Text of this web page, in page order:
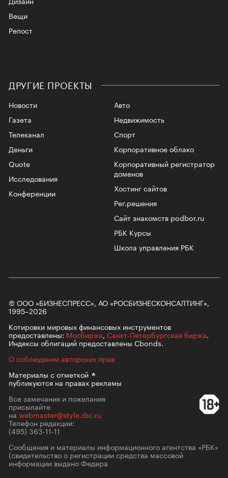
Вещи
Репост
ДРУГИЕ ПРОЕКТЫ
Новости
Газета
Телеканал
Авто
Недвижимость
Спорт
Корпоративное облако
Корпоративный регистратор
доменов
Хостинг сайтов
Рег.решения
Сайт знакомств podbor.ru
РБК Курсы
Школа управления РБК
Деньги
Quote
Исследования
Конференции
© ООО «БИЗНЕСПРЕСС», АО «РОСБИЗНЕСКОНСАЛТИНГ»,
1995–2026
Котировки мировых финансовых инструментов
предоставлены: Мосбиржа, Санкт-Петербургская биржа.
Индексы облигаций предоставлены Cbonds.
О соблюдении авторских прав
Материалы сотметкой
публикуются на правах рекламы
Все замечания и пожелания
присылайте
на webmaster@style.rbc.ru
Телефон редакции:
(495) 363-11-11
Сообщения и материалы информационного агентства «РБК»
(свидетельство о регистрации средства массовой
информации выдано Федера